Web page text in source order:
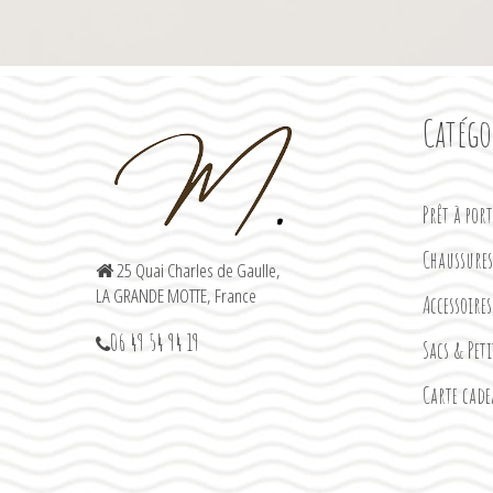
25 Quai Charles de Gaulle,
LA GRANDE MOTTE, France
06 49 54 94 19
Prêt à
Chaussures
Accessoires
Sacs &
Carte